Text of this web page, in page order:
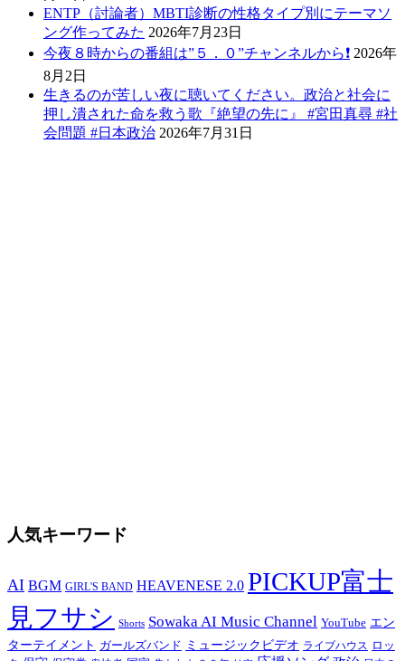
ENTP（討論者）MBTI診断の性格タイプ別にテーマソ
ング作ってみた 2026年7月23日
今夜８時からの番組は”５．０”チャンネルから❗️ 2026年
8月2日
生きるのが苦しい夜に聴いてください。政治と社会に
押し潰された命を救う歌『絶望の先に』 #宮田真尋 #社
会問題 #日本政治 2026年7月31日
人気キーワード
AI BGM GIRL'S BAND HEAVENESE 2.0 PICKUP富士
見フサシ Shorts Sowaka AI Music Channel YouTube エン
ターテイメント ガールズバンド ミュージックビデオ ライブハウス ロッ